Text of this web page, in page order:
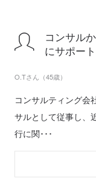
コンサル
にサポー
O.Tさん（45歳）
コンサルティング会
サルとして従事し、
行に関･･･